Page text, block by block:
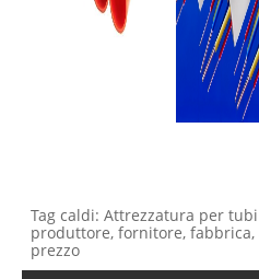
Tag caldi: Attrezzatura per
produttore, fornitore, fabbrica,
prezzo